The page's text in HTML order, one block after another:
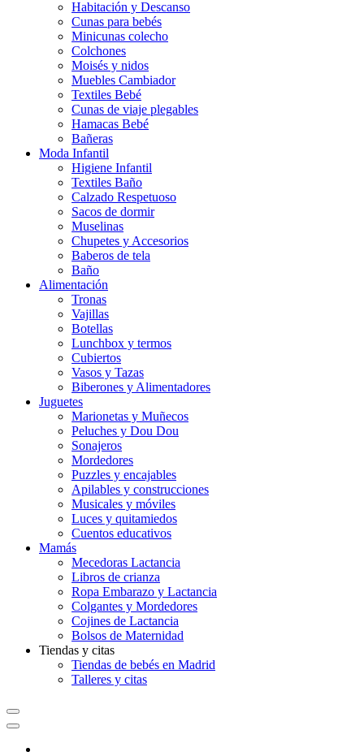
Habitación y Descanso
Cunas para bebés
Minicunas colecho
Colchones
Moisés y nidos
Muebles Cambiador
Textiles Bebé
Cunas de viaje plegables
Hamacas Bebé
Bañeras
Moda Infantil
Higiene Infantil
Textiles Baño
Calzado Respetuoso
Sacos de dormir
Muselinas
Chupetes y Accesorios
Baberos de tela
Baño
Alimentación
Tronas
Vajillas
Botellas
Lunchbox y termos
Cubiertos
Vasos y Tazas
Biberones y Alimentadores
Juguetes
Marionetas y Muñecos
Peluches y Dou Dou
Sonajeros
Mordedores
Puzzles y encajables
Apilables y construcciones
Musicales y móviles
Luces y quitamiedos
Cuentos educativos
Mamás
Mecedoras Lactancia
Libros de crianza
Ropa Embarazo y Lactancia
Colgantes y Mordedores
Cojines de Lactancia
Bolsos de Maternidad
Tiendas y citas
Tiendas de bebés en Madrid
Talleres y citas